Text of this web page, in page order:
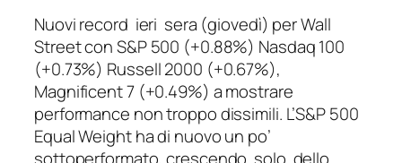
Nuovi record ieri sera (giovedì) per Wall
Street con S&P 500 (+0.88%) Nasdaq 100
(+0.73%) Russell 2000 (+0.67%),
Magnificent 7 (+0.49%) a mostrare
performance non troppo dissimili. L’S&P 500
Equal Weight ha di nuovo un po’